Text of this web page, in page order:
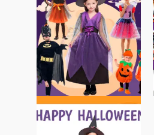
有
多
種
款
式。
可
在
產